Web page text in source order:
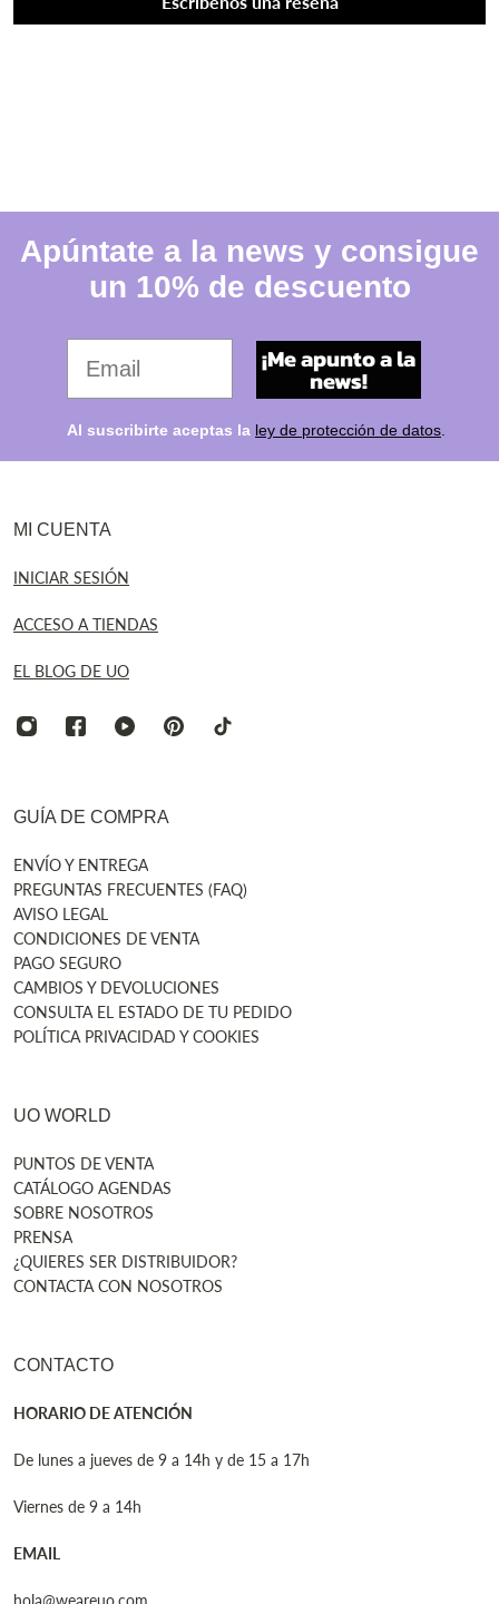
Apúntate a la news y consigue
un 10% de descuento
¡Me apunto a la
news!
Al suscribirte aceptas la ley de protección de datos.
MI CUENTA
INICIAR SESIÓN
ACCESO A TIENDAS
EL BLOG DE UO
GUÍA DE COMPRA
ENVÍO Y ENTREGA
PREGUNTAS FRECUENTES (FAQ)
AVISO LEGAL
CONDICIONES DE VENTA
PAGO SEGURO
CAMBIOS Y DEVOLUCIONES
CONSULTA EL ESTADO DE TU PEDIDO
POLÍTICA PRIVACIDAD Y COOKIES
UO WORLD
PUNTOS DE VENTA
CATÁLOGO AGENDAS
SOBRE NOSOTROS
PRENSA
¿QUIERES SER DISTRIBUIDOR?
CONTACTA CON NOSOTROS
CONTACTO
HORARIO DE ATENCIÓN
De lunes a jueves de 9 a 14h y de 15 a 17h
Viernes de 9 a 14h
EMAIL